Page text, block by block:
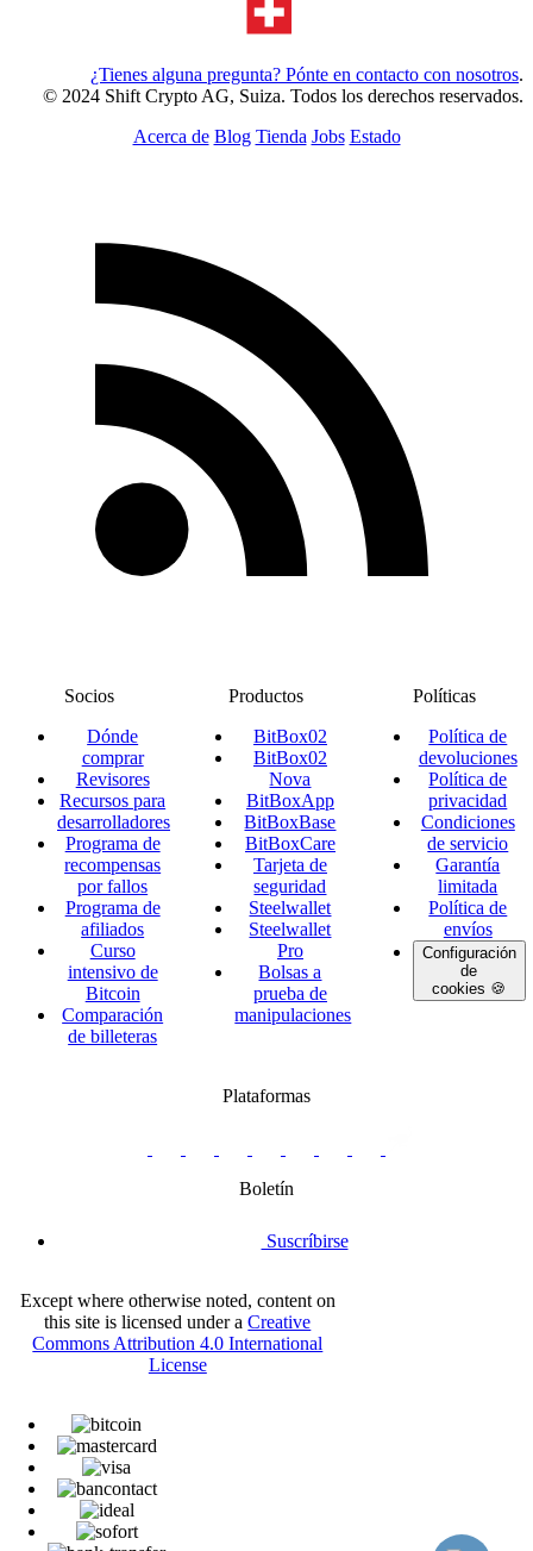
¿Tienes alguna pregunta? Pónte en contacto con nosotros.
© 2024 Shift Crypto AG, Suiza. Todos los derechos reservados.
Acerca de Blog Tienda Jobs Estado
Socios
Dónde
comprar
Revisores
Recursos para
desarrolladores
Programa de
recompensas
por fallos
Programa de
afiliados
Curso
intensivo de
Bitcoin
Comparación
de billeteras
Productos
BitBox02
BitBox02
Nova
BitBoxApp
BitBoxBase
BitBoxCare
Tarjeta de
seguridad
Steelwallet
Steelwallet
Pro
Bolsas a
prueba de
manipulaciones
Políticas
Política de
devoluciones
Política de
privacidad
Condiciones
de servicio
Garantía
limitada
Política de
envíos
Configuración
de
cookies 🍪
Plataformas
swiss
group
Boletín
Suscríbirse
Except where otherwise noted, content on
this site is licensed under aCreative
Commons Attribution 4.0 International
License